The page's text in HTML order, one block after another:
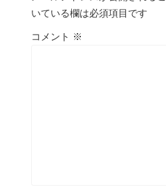
いている欄は必須項目です
コメント ※